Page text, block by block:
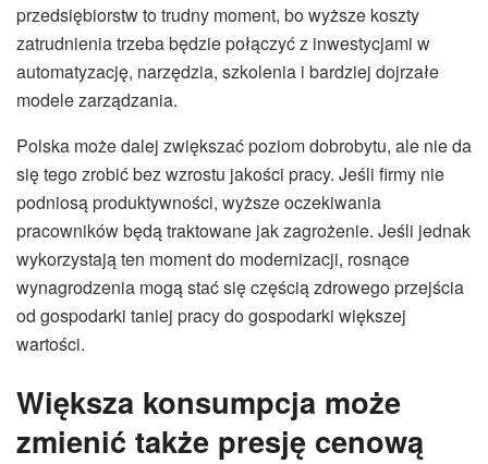
przedsiębiorstw to trudny moment, bo wyższe koszty
zatrudnienia trzeba będzie połączyć z inwestycjami w
automatyzację, narzędzia, szkolenia i bardziej dojrzałe
modele zarządzania.
Polska może dalej zwiększać poziom dobrobytu, ale nie da
się tego zrobić bez wzrostu jakości pracy. Jeśli firmy nie
podniosą produktywności, wyższe oczekiwania
pracowników będą traktowane jak zagrożenie. Jeśli jednak
wykorzystają ten moment do modernizacji, rosnące
wynagrodzenia mogą stać się częścią zdrowego przejścia
od gospodarki taniej pracy do gospodarki większej
wartości.
Większa konsumpcja może
zmienić także presję cenową